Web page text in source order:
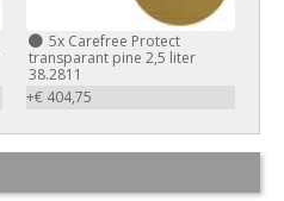
5xCarefree Protect
transparant pine 2,5 liter
38.2811
+€ 404,75